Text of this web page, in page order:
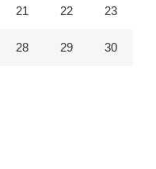
21 22 23
28 29 30